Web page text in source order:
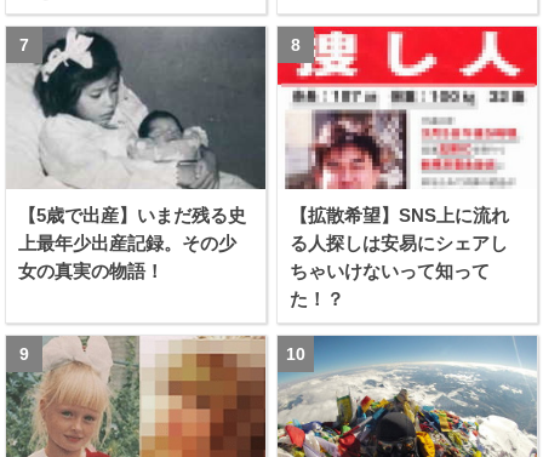
【5歳で出産】いまだ残る史
上最年少出産記録。その少
女の真実の物語！
【拡散希望】SNS上に流れ
る人探しは安易にシェアし
ちゃいけないって知って
た！？